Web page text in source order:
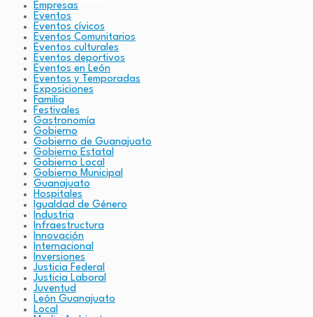
Empresas
Eventos
Eventos cívicos
Eventos Comunitarios
Eventos culturales
Eventos deportivos
Eventos en León
Eventos y Temporadas
Exposiciones
Familia
Festivales
Gastronomía
Gobierno
Gobierno de Guanajuato
Gobierno Estatal
Gobierno Local
Gobierno Municipal
Guanajuato
Hospitales
Igualdad de Género
Industria
Infraestructura
Innovación
Internacional
Inversiones
Justicia Federal
Justicia Laboral
Juventud
León Guanajuato
Local